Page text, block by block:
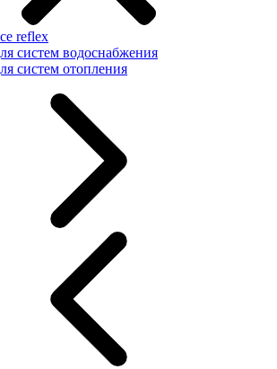
reflex
систем водоснабжения
систем отопления